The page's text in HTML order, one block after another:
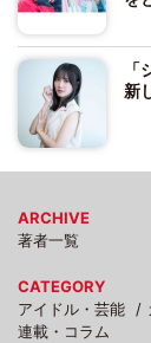
新
ARCHIVE
著者一覧
CATEGORY
アイドル・芸能
連載・コラム